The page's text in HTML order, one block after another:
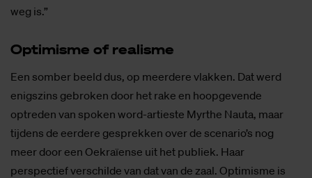
weg is.”
Op­ti­mis­me of re­a­lis­me
Een somber beeld dus, op meerdere vlakken. Dat werd
enigszins gebroken door het rake en hoopgevende
optreden van spoken word-artieste Myrthe Nauta, maar
tijdens de eerdere gesprekken over de scenario’s nog
meer door een Oekraïense uit het publiek. Haar
perspectief verschilde van dat van de zaal. Optimisme is